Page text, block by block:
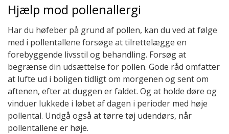
Hjælp mod pollenallergi
Har du høfeber på grund af pollen, kan du ved at følge
med i pollentallene forsøge at tilrettelægge en
forebyggende livsstil og behandling. Forsøg at
begrænse din udsættelse for pollen. Gode råd omfatter
at lufte ud i boligen tidligt om morgenen og sent om
aftenen, efter at duggen er faldet. Og at holde døre og
vinduer lukkede i løbet af dagen i perioder med høje
pollental. Undgå også at tørre tøj udendørs, når
pollentallene er høje.